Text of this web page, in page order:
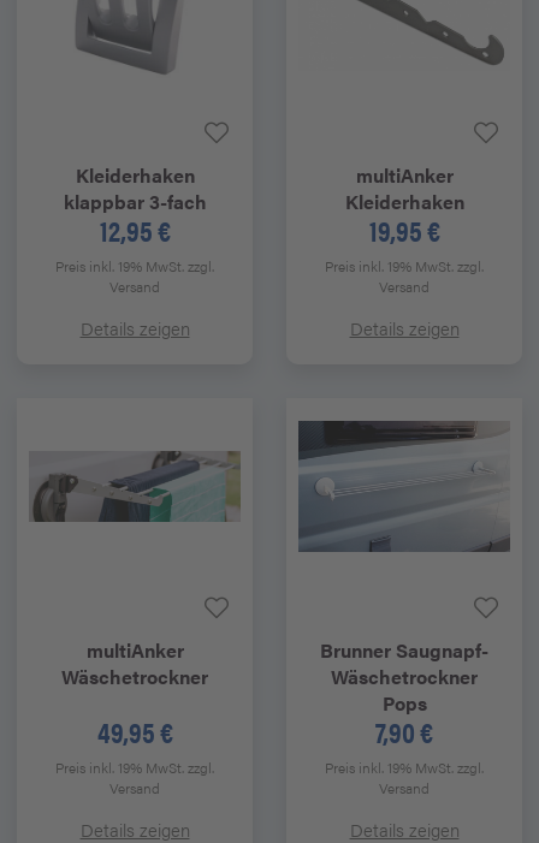
Kleiderhaken
klappbar 3-fach
12,95 €
Preis inkl. 19% MwSt.zzgl.
Versand
Details zeigen
multiAnker
Kleiderhaken
19,95 €
Preis inkl. 19% MwSt.zzgl.
Versand
Details zeigen
multiAnker
Wäschetrockner
49,95 €
Preis inkl. 19% MwSt.zzgl.
Versand
Details zeigen
Brunner Saugnapf-
Wäschetrockner
Pops
7,90 €
Preis inkl. 19% MwSt.zzgl.
Versand
Details zeigen